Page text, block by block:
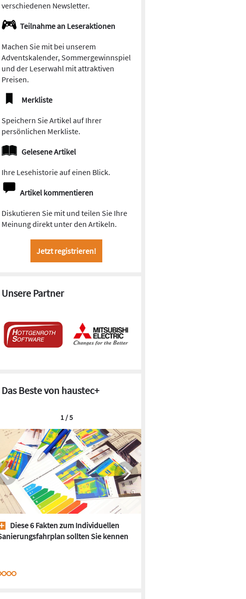
verschiedenen Newsletter.
Teilnahme an Leseraktionen
Machen Sie mit bei unserem
Adventskalender, Sommergewinnspiel
und der Leserwahl mit attraktiven
Preisen.
Merkliste
Speichern Sie Artikel auf Ihrer
persönlichen Merkliste.
Gelesene Artikel
Ihre Lesehistorie auf einen Blick.
Artikel kommentieren
Diskutieren Sie mit und teilen Sie Ihre
Meinung direkt unter den Artikeln.
Jetzt registrieren!
Unsere Partner
Das Beste von haustec+
Diese 6 Fakten zum Individuellen
sollten Sie kennen
1 / 5